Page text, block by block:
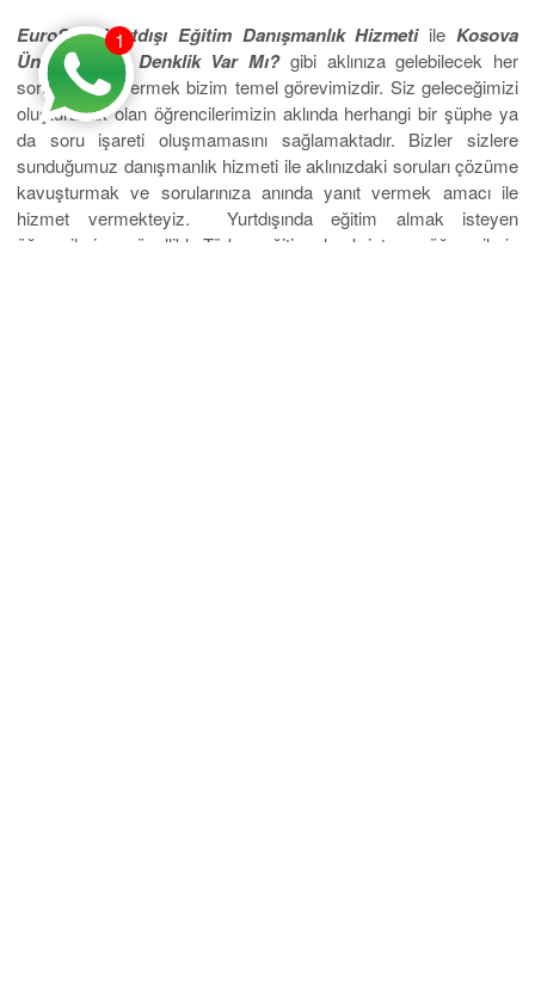
EuroStar Yurtdışı Eğitim Danışmanlık HizmetiileKosova
Üniversiteleri Denklik Var Mı?gibi aklınıza gelebilecek her
soruya yanıt vermek bizim temel görevimizdir. Siz geleceğimizi
oluşturacak olan öğrencilerimizin aklında herhangi bir şüphe ya
da soru işareti oluşmamasını sağlamaktadır. Bizler sizlere
sunduğumuz danışmanlık hizmeti ile aklınızdaki soruları çözüme
kavuşturmak ve sorularınıza anında yanıt vermek amacı ile
hizmet vermekteyiz. Yurtdışında eğitim almak isteyen
öğrencilerin ve özellikle Türkçe eğitim almak isteyen öğrencilerin
1